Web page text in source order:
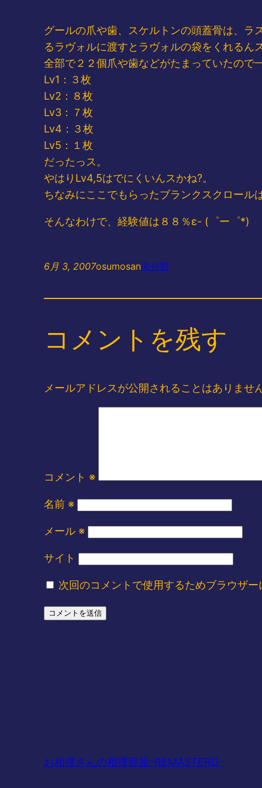
グールの爪や歯、スケルトンの頭蓋骨は、
るラヴォルに渡すとラヴォルの袋をくれるん
全部で２２個爪や歯などがたまっていたので
Lv1：３枚
Lv2：８枚
Lv3：７枚
Lv4：３枚
Lv5：１枚
だったっス。
やはりLv4,5はでにくいんスかね?。
ちなみにここでもらったブランクスクロール
そんなわけで、経験値は８８％ε- (゜ー゜*)
6月 3, 2007osumosan未分類
コメントを残す
メールアドレスが公開されることはありませ
コメント ※
名前 ※
メール ※
サイト
次回のコメントで使用するためブラウザ
お相撲さんの相撲部屋ｰREMASTERDｰ